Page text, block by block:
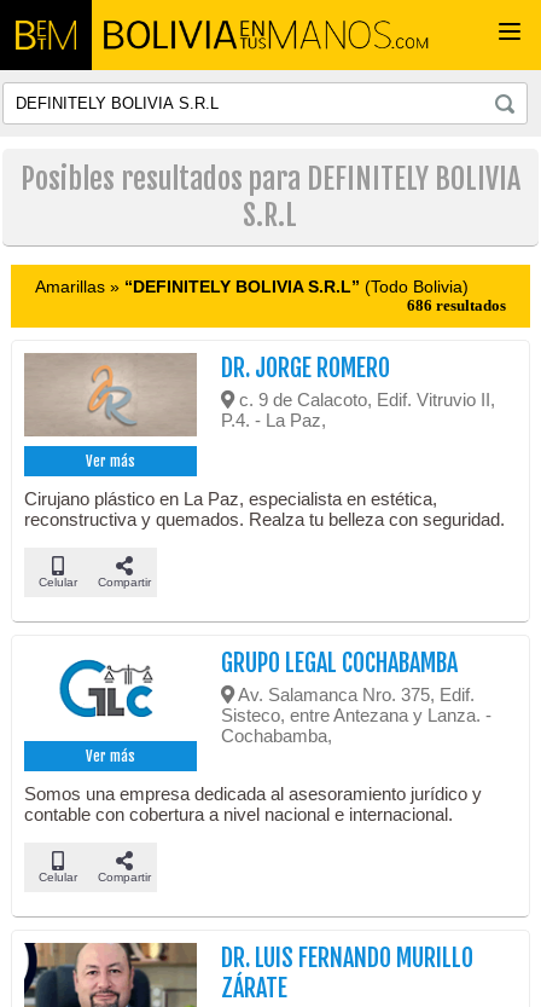
Posibles resultados para DEFINITELY BOLIVIA
S.R.L
Amarillas » “DEFINITELY BOLIVIA S.R.L” (Todo Bolivia)
686 resultados
Ver más
DR. JORGE ROMERO
c. 9 de Calacoto, Edif. Vitruvio II,
P.4. - La Paz,
Cirujano plástico en La Paz, especialista en estética,
reconstructiva y quemados. Realza tu belleza con seguridad.
Celular Compartir
Ver más
GRUPO LEGAL COCHABAMBA
Av. Salamanca Nro. 375, Edif.
Sisteco, entre Antezana y Lanza. -
Cochabamba,
Somos una empresa dedicada al asesoramiento jurídico y
contable con cobertura a nivel nacional e internacional.
Celular Compartir
DR. LUIS FERNANDO MURILLO
ZÁRATE